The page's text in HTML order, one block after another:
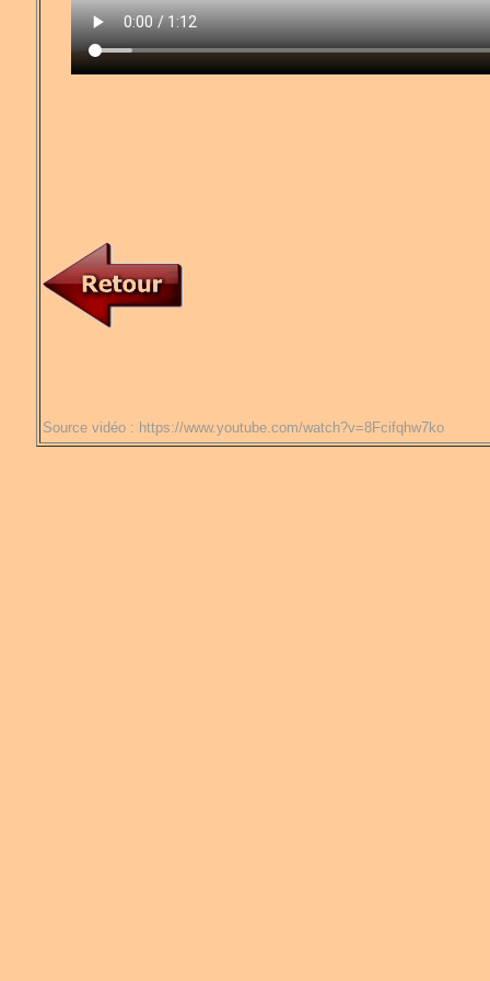
Source vidéo : https://www.youtube.com/watch?v=8Fcifqhw7ko